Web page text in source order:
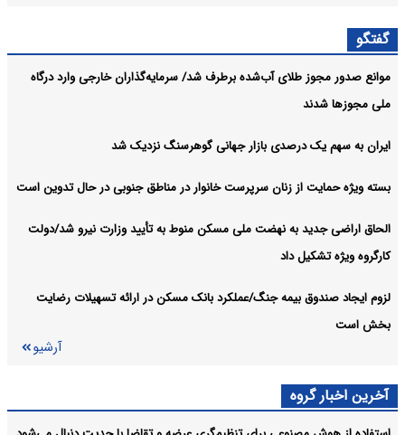
اقتصادی: فعال شدن سامانه‌های بارشی در ارتفاعات زاگرس مرکزی و جنوبی
آرشیو
گفتگو
موانع صدور مجوز طلای آب‌شده برطرف شد/ سرمایه‌گذاران خارجی وارد درگاه
ملی مجوزها شدند
ایران به سهم یک‌ درصدی بازار جهانی گوهرسنگ نزدیک شد
بسته ویژه حمایت از زنان سرپرست خانوار در مناطق جنوبی در حال تدوین است
الحاق اراضی جدید به نهضت ملی مسکن منوط به تأیید وزارت نیرو شد/دولت
کارگروه ویژه تشکیل داد
لزوم ایجاد صندوق بیمه جنگ/عملکرد بانک مسکن در ارائه تسهیلات رضایت
بخش است
آرشیو
آخرین اخبار گروه